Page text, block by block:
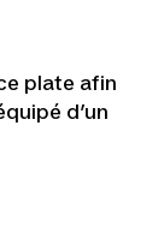
plate afin
d’un